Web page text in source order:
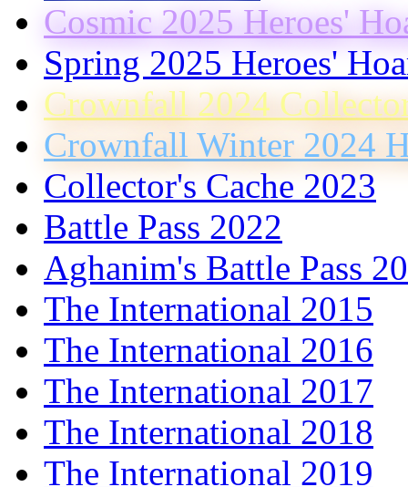
Cosmic 2025 Heroes'
Spring 2025 Heroes'
Crownfall 2024
Crownfall Winter 2024
Collector's Cache 2023
Battle Pass 2022
Aghanim's Battle Pass
The International 2015
The International 2016
The International 2017
The International 2018
The International 2019